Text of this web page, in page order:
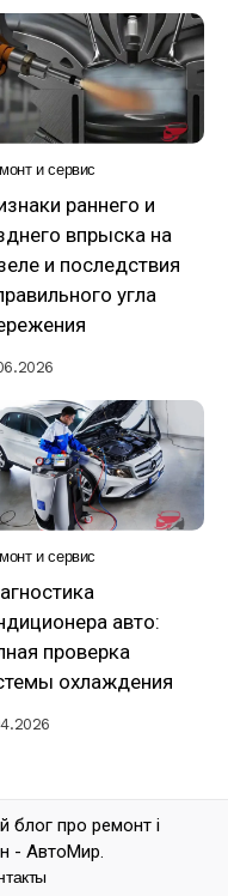
и сервис
раннего и
впрыска на
и последствия
угла
и сервис
авто:
проверка
охлаждения
блог про ремонт і
- АвтоМир.